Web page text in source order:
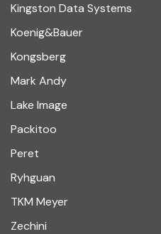
Kingston Data Systems
Koenig&Bauer
Kongsberg
Mark Andy
Lake Image
Packitoo
Peret
Ryhguan
TKM Meyer
Zechini